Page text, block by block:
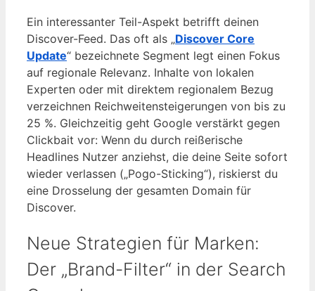
Ein interessanter Teil-Aspekt betrifft deinen
Discover-Feed. Das oft als „Discover Core
Update“ bezeichnete Segment legt einen Fokus
auf regionale Relevanz. Inhalte von lokalen
Experten oder mit direktem regionalem Bezug
verzeichnen Reichweitensteigerungen von bis zu
25 %. Gleichzeitig geht Google verstärkt gegen
Clickbait vor: Wenn du durch reißerische
Headlines Nutzer anziehst, die deine Seite sofort
wieder verlassen („Pogo-Sticking“), riskierst du
eine Drosselung der gesamten Domain für
Discover.
Neue Strategien für Marken:
Der „Brand-Filter“ in der Search